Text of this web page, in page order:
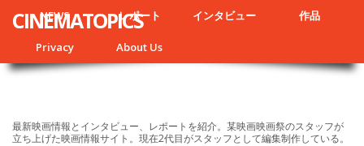
NEWS レポート インタビュー 作品
Privacy About Us
CINEMATOPICS
最新映画情報とインタビュー、レポートを紹介。某映画映画祭のスタッフが
立ち上げた映画情報サイト。現在2代目がスタッフとして編集制作している。